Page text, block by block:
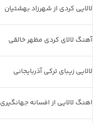
لالایی کردی از شهرزاد بهشتیان
آهنگ لالای کردی مظهر خالقی
لالایی زیبای ترکی آذربایجانی
اهنگ لالایی از افسانه جهانگیری